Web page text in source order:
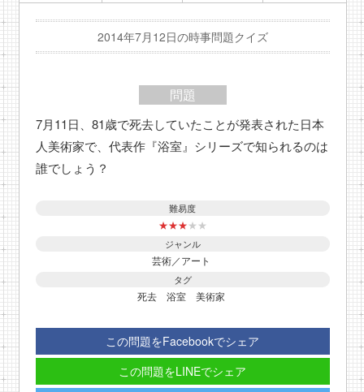
2014年7月12日の時事問題クイズ
問題
7月11日、81歳で死去していたことが発表された日本
人美術家で、代表作『浴室』シリーズで知られるのは
誰でしょう？
難易度
★★★★ ★
ジャンル
芸術／アート
タグ
死去 浴室 美術家
この問題をFacebookでシェア
この問題をLINEでシェア